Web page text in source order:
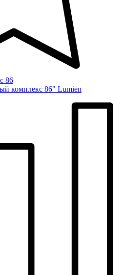
комплекс 86" Lumien